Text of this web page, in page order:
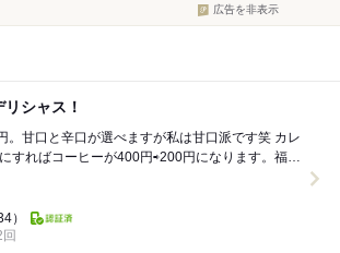
広告を非表示
シャス！
。甘口と辛口が選べますが私は甘口派です笑 カレ
すればコーヒーが400円⇨200円になります。福神
）
回